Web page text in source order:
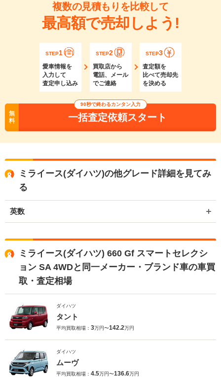
複数の見積もりを比較して
最高額で売却しよう!
STEP1
愛車情報を
入力して
査定申し込み
STEP2
買取店から
電話、メール
でご連絡
STEP3
査定額を
比べて売却先
を決める
無
料
90秒で終わるカンタン入力
一括査定依頼スタート
ミライース(ダイハツ)の他グレード詳細を見てみ
る
英数
ミライース(ダイハツ) 660 Gf スマートセレクシ
ョン SA 4WDと同一メーカー・ブランド車の車買
取・査定相場
ダイハツ
タント
平均買取相場： 3万円〜142.2万円
ダイハツ
ムーヴ
平均買取相場： 4.5万円〜136.6万円